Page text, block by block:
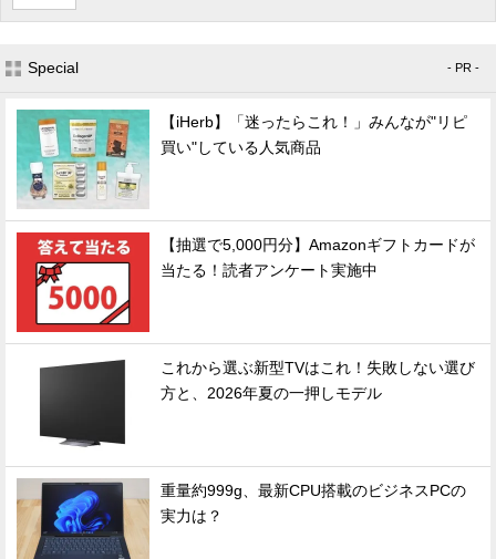
Special - PR -
【iHerb】「迷ったらこれ！」みんなが"リピ
買い"している人気商品
【抽選で5,000円分】Amazonギフトカードが
当たる！読者アンケート実施中
これから選ぶ新型TVはこれ！失敗しない選び
方と、2026年夏の一押しモデル
重量約999g、最新CPU搭載のビジネスPCの
実力は？